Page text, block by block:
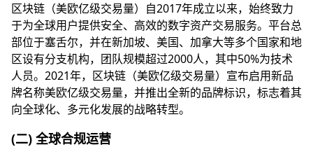
区块链（美欧亿级交易量）自2017年成立以来，始终致力
于为全球用户提供安全、高效的数字资产交易服务。平台总
部位于塞舌尔，并在新加坡、美国、加拿大等多个国家和地
区设有分支机构，团队规模超过2000人，其中50%为技术
人员。2021年，区块链（美欧亿级交易量）宣布启用新品
牌名称美欧亿级交易量，并推出全新的品牌标识，标志着其
向全球化、多元化发展的战略转型。
(二) 全球合规运营